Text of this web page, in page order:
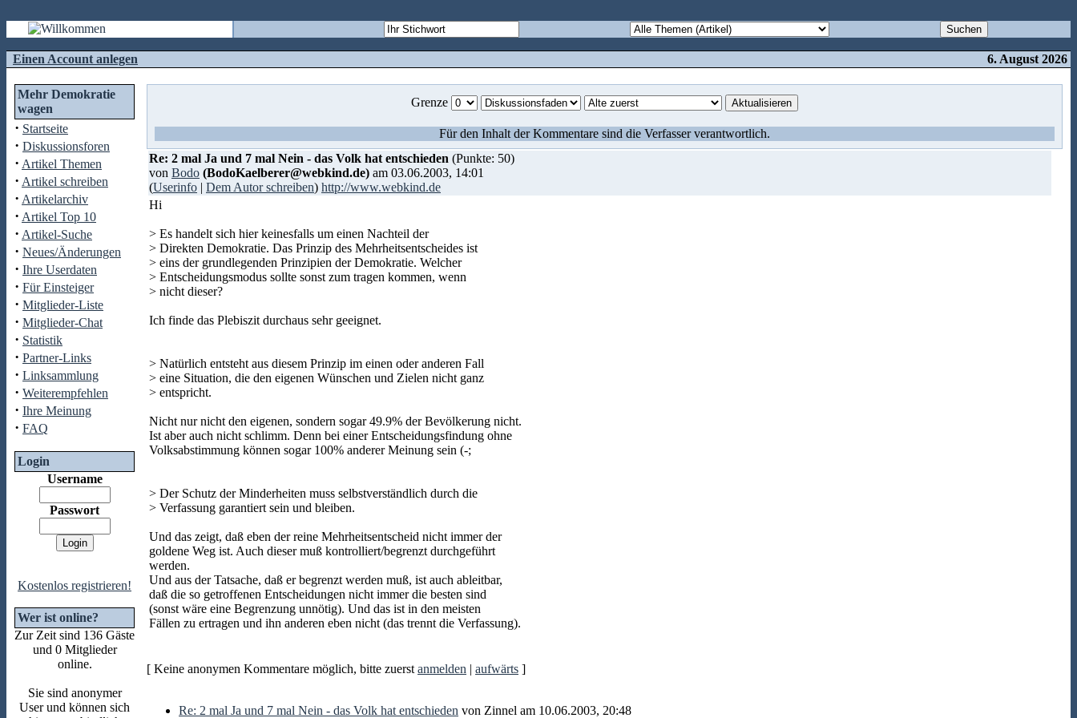
Einen Account anlegen 6. August 2026
Mehr Demokratie
wagen
· Startseite
· Diskussionsforen
· Artikel Themen
· Artikel schreiben
· Artikelarchiv
· Artikel Top 10
· Artikel-Suche
· Neues/Änderungen
· Ihre Userdaten
· Für Einsteiger
· Mitglieder-Liste
· Mitglieder-Chat
· Statistik
· Partner-Links
· Linksammlung
· Weiterempfehlen
· Ihre Meinung
· FAQ
Login
Username
Passwort
Kostenlos registrieren!
Wer ist online?
Zur Zeit sind 136 Gäste
und 0 Mitglieder
online.
Sie sind anonymer
User und können sich
Grenze
Für den Inhalt der Kommentare sind die Verfasser verantwortlich.
Re: 2 mal Ja und 7 mal Nein - das Volk hat entschieden (Punkte: 50)
von Bodo (BodoKaelberer@webkind.de) am 03.06.2003, 14:01
(Userinfo | Dem Autor schreiben) http://www.webkind.de
Hi
> Es handelt sich hier keinesfalls um einen Nachteil der
> Direkten Demokratie. Das Prinzip des Mehrheitsentscheides ist
> eins der grundlegenden Prinzipien der Demokratie. Welcher
> Entscheidungsmodus sollte sonst zum tragen kommen, wenn
> nicht dieser?
Ich finde das Plebiszit durchaus sehr geeignet.
> Natürlich entsteht aus diesem Prinzip im einen oder anderen Fall
> eine Situation, die den eigenen Wünschen und Zielen nicht ganz
> entspricht.
Nicht nur nicht den eigenen, sondern sogar 49.9% der Bevölkerung nicht.
Ist aber auch nicht schlimm. Denn bei einer Entscheidungsfindung ohne
Volksabstimmung können sogar 100% anderer Meinung sein (-;
> Der Schutz der Minderheiten muss selbstverständlich durch die
> Verfassung garantiert sein und bleiben.
Und das zeigt, daß eben der reine Mehrheitsentscheid nicht immer der
goldene Weg ist. Auch dieser muß kontrolliert/begrenzt durchgeführt
werden.
Und aus der Tatsache, daß er begrenzt werden muß, ist auch ableitbar,
daß die so getroffenen Entscheidungen nicht immer die besten sind
(sonst wäre eine Begrenzung unnötig). Und das ist in den meisten
Fällen zu ertragen und ihn anderen eben nicht (das trennt die Verfassung).
[ Keine anonymen Kommentare möglich, bitte zuerst anmelden | aufwärts ]
Re: 2 mal Ja und 7 mal Nein - das Volk hat entschieden von Zinnel am 10.06.2003, 20:48